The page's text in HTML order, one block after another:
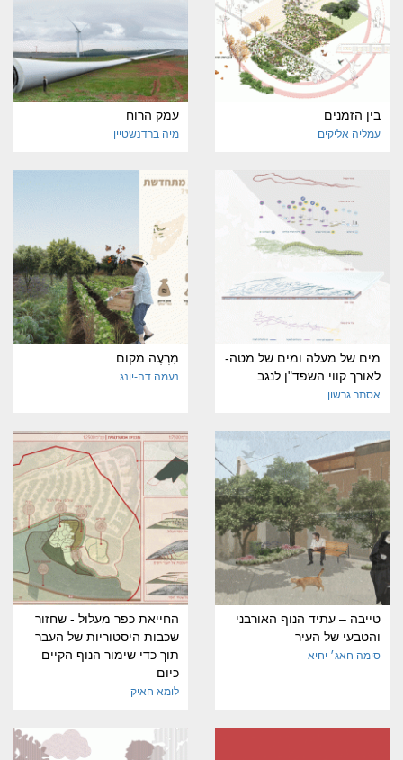
בין הזמנים
עמליה אליקים
עמק הרוח
מיה ברדנשטיין
מים של מעלה ומים של מטה-
לאורך קווי השפד"ן לנגב
אסתר גרשון
מִרְעֶה מקום
נעמה דה-יונג
טייבה – עתיד הנוף האורבני
והטבעי של העיר
סימה חאג׳ יחיא
החייאת כפר מעלול - שחזור
שכבות היסטוריות של העבר
תוך כדי שימור הנוף הקיים
כיום
לומא חאיק